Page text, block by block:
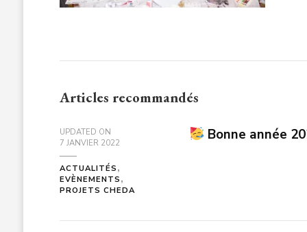
Articles recommandés
UPDATED ON
7 JANVIER 2022
ACTUALITÉS
EVÈNEMENTS
PROJETS CHEDA
Bonne année